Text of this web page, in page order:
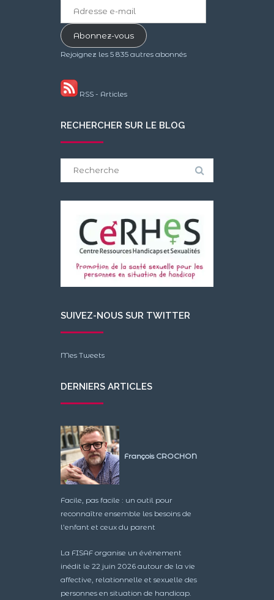
mailAbonnez-vous
Rejoignez les 5 835 autres abonnés
RSS - Articles
RECHERCHER SUR LE BLOG
SUIVEZ-NOUS SUR TWITTER
Mes Tweets
DERNIERS ARTICLES
François CROCHON
Facile, pas facile : un outil pour
reconnaître ensemble les besoins de
l’enfant et ceux du parent
La FISAF organise un événement
inédit le 22 juin 2026 autour de la vie
affective, relationnelle et sexuelle des
personnes en situation de handicap.